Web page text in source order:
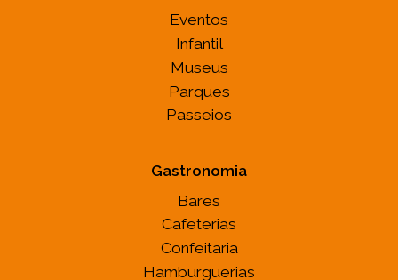
Eventos
Infantil
Museus
Parques
Passeios
Gastronomia
Bares
Cafeterias
Confeitaria
Hamburguerias